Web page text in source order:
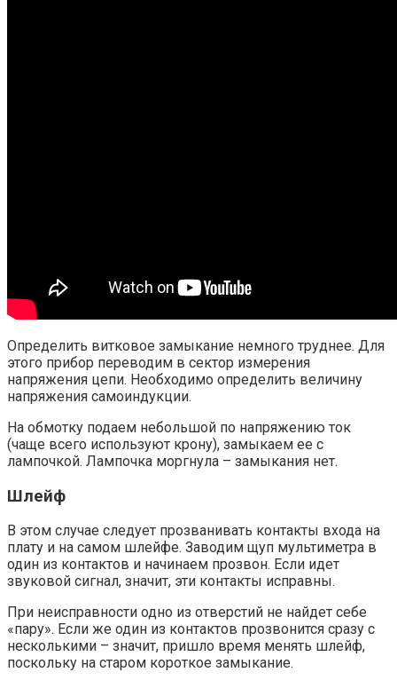
Определить витковое замыкание немного труднее. Для
этого прибор переводим в сектор измерения
напряжения цепи. Необходимо определить величину
напряжения самоиндукции.
На обмотку подаем небольшой по напряжению ток
(чаще всего используют крону), замыкаем ее с
лампочкой. Лампочка моргнула – замыкания нет.
Шлейф
В этом случае следует прозванивать контакты входа на
плату и на самом шлейфе. Заводим щуп мультиметра в
один из контактов и начинаем прозвон. Если идет
звуковой сигнал, значит, эти контакты исправны.
При неисправности одно из отверстий не найдет себе
«пару». Если же один из контактов прозвонится сразу с
несколькими – значит, пришло время менять шлейф,
поскольку на старом короткое замыкание.